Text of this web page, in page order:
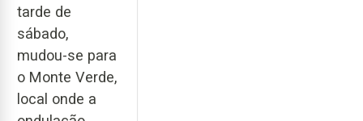
tarde de
sábado,
mudou-se para
o Monte Verde,
local onde a